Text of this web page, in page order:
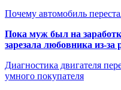
Почему автомобиль
Пока муж был на
зарезала любовника из-за
Диагностика двигателя
умного покупателя